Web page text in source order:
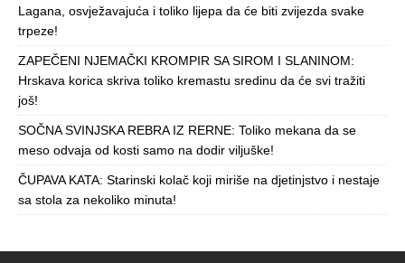
Lagana, osvježavajuća i toliko lijepa da će biti zvijezda svake
trpeze!
ZAPEČENI NJEMAČKI KROMPIR SA SIROM I SLANINOM:
Hrskava korica skriva toliko kremastu sredinu da će svi tražiti
još!
SOČNA SVINJSKA REBRA IZ RERNE: Toliko mekana da se
meso odvaja od kosti samo na dodir viljuške!
ČUPAVA KATA: Starinski kolač koji miriše na djetinjstvo i nestaje
sa stola za nekoliko minuta!